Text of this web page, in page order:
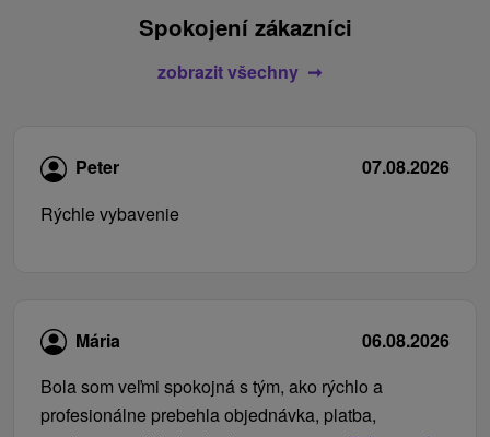
Spokojení zákazníci
zobrazit všechny
Peter
07.08.2026
Rýchle vybavenie
Mária
06.08.2026
Bola som veľmi spokojná s tým, ako rýchlo a
profesionálne prebehla objednávka, platba,